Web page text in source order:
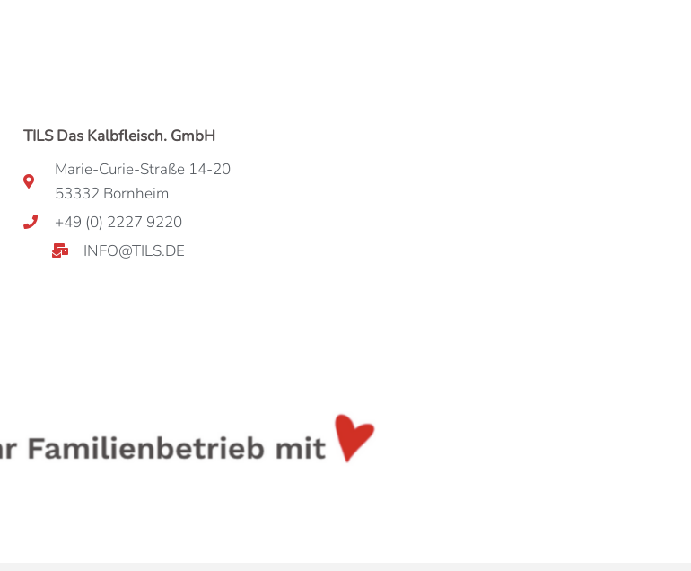
TILS Das Kalbfleisch. GmbH
Marie-Curie-Straße 14-20
53332 Bornheim
+49 (0) 2227 9220
INFO@TILS.DE